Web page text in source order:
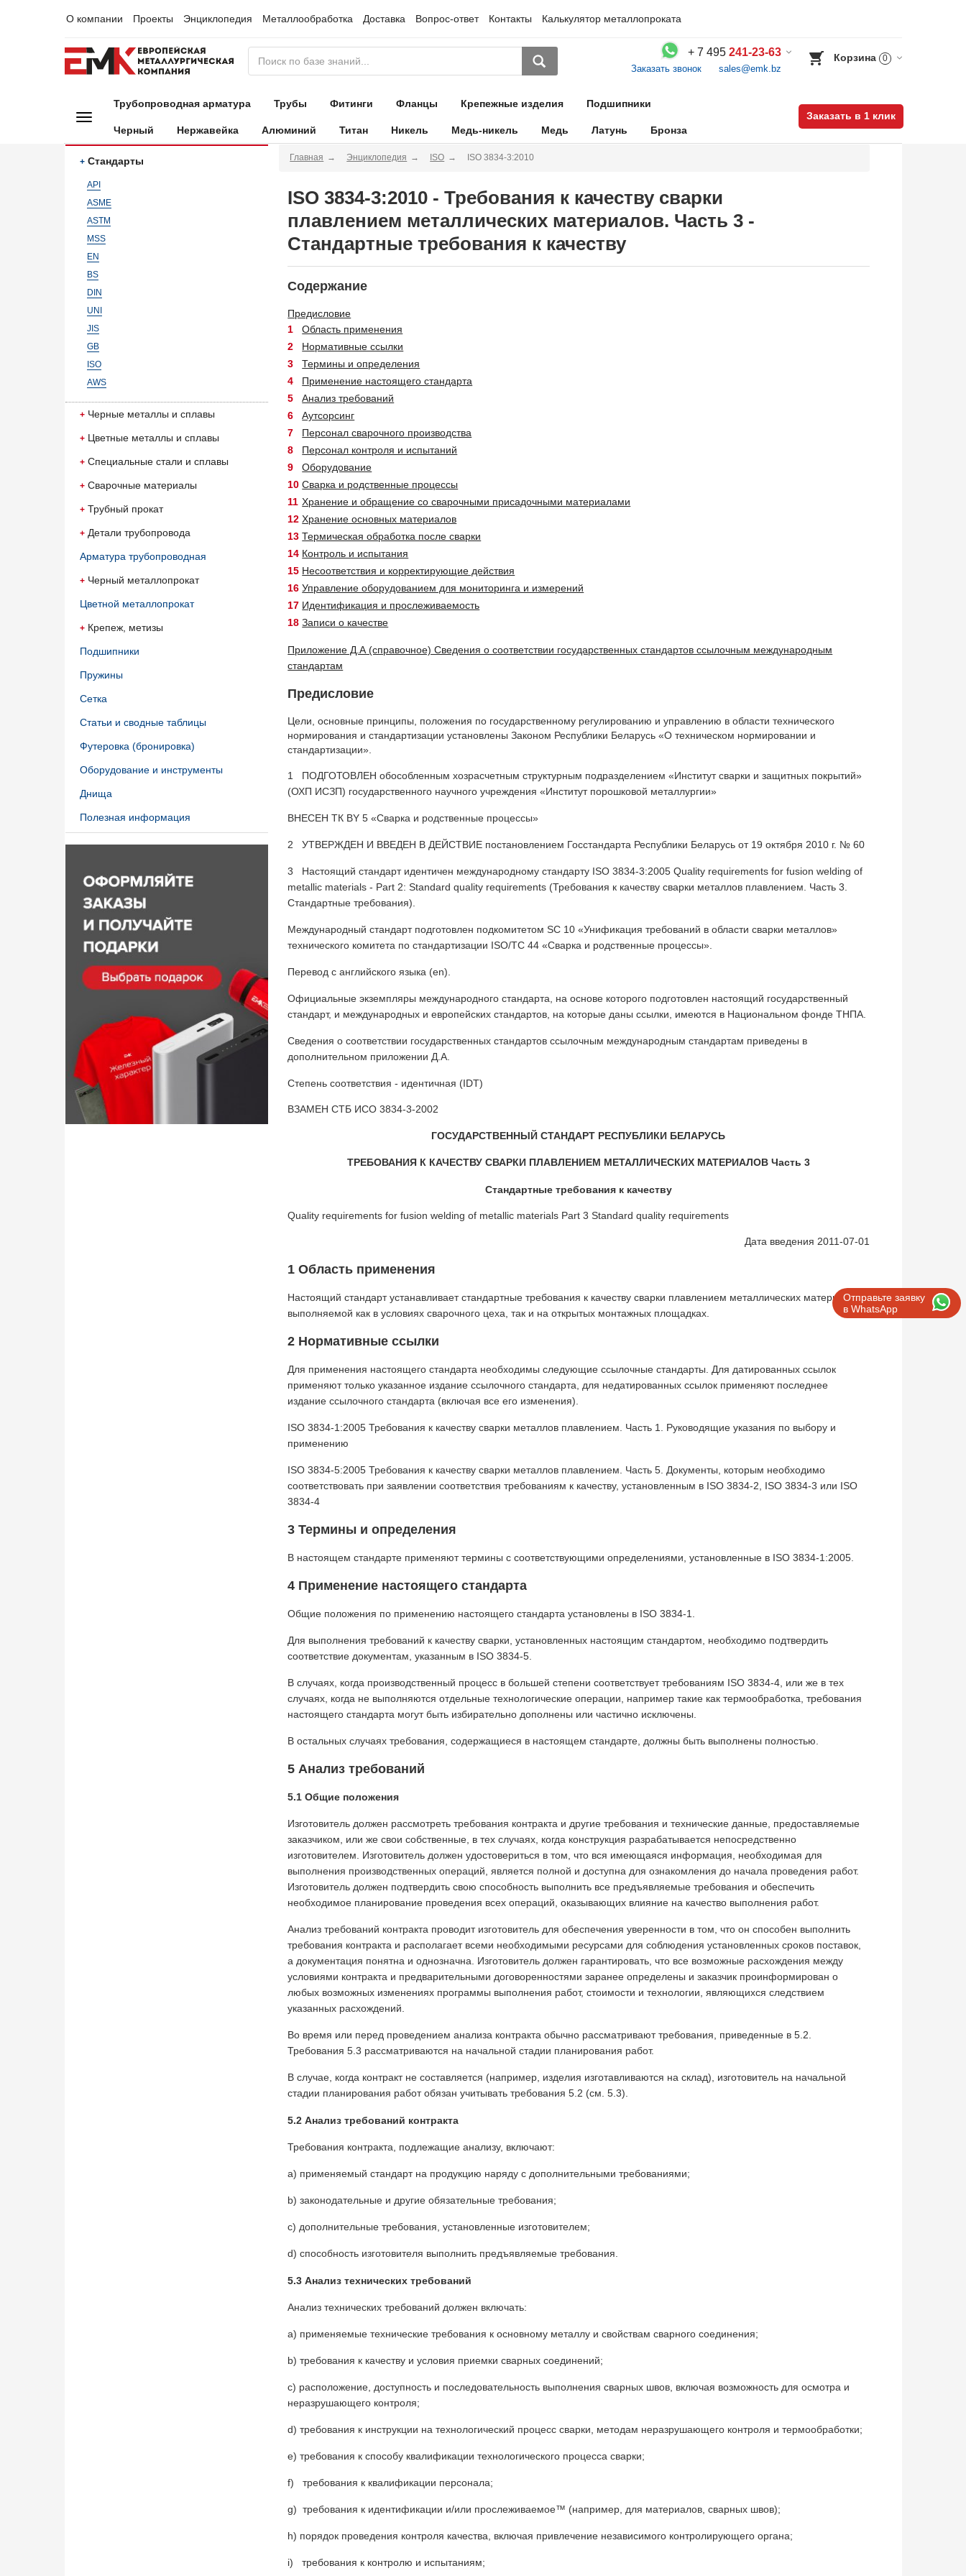
О компании Проекты Энциклопедия Металлообработка Доставка Вопрос-ответ Контакты Калькулятор металлопроката
+ 7 495 241-23-63
Заказать звонок sales@emk.bz
Корзина 0
Трубопроводная арматура Трубы Фитинги Фланцы Крепежные изделия Подшипники
Черный Нержавейка Алюминий Титан Никель Медь-никель Медь Латунь Бронза
Заказать в 1 клик
Стандарты
API
ASME
ASTM
MSS
EN
BS
DIN
UNI
JIS
GB
ISO
AWS
Черные металлы и сплавы
Цветные металлы и сплавы
Специальные стали и сплавы
Сварочные материалы
Трубный прокат
Детали трубопровода
Арматура трубопроводная
Черный металлопрокат
Цветной металлопрокат
Крепеж, метизы
Подшипники
Пружины
Сетка
Статьи и сводные таблицы
Футеровка (бронировка)
Оборудование и инструменты
Днища
Полезная информация
Отправьте заявку
в WhatsApp
Главная Энциклопедия ISO ISO 3834-3:2010
ISO 3834-3:2010 - Требования к качеству сварки
плавлением металлических материалов. Часть 3 -
Стандартные требования к качеству
Содержание
Предисловие
Область применения
Нормативные ссылки
Термины и определения
Применение настоящего стандарта
Анализ требований
Аутсорсинг
Персонал сварочного производства
Персонал контроля и испытаний
Оборудование
Сварка и родственные процессы
Хранение и обращение со сварочными присадочными материалами
Хранение основных материалов
Термическая обработка после сварки
Контроль и испытания
Несоответствия и корректирующие действия
Управление оборудованием для мониторинга и измерений
Идентификация и прослеживаемость
Записи о качестве
Приложение Д.А (справочное) Сведения о соответствии государственных стандартов ссылочным международным
стандартам
Предисловие
Цели, основные принципы, положения по государственному регулированию и управлению в области технического
нормирования и стандартизации установлены Законом Республики Беларусь «О техническом нормировании и
стандартизации».
1 ПОДГОТОВЛЕН обособленным хозрасчетным структурным подразделением «Институт сварки и защитных покрытий»
(ОХП ИСЗП) государственного научного учреждения «Институт порошковой металлургии»
ВНЕСЕН ТК BY 5 «Сварка и родственные процессы»
2 УТВЕРЖДЕН И ВВЕДЕН В ДЕЙСТВИЕ постановлением Госстандарта Республики Беларусь от 19 октября 2010 г. № 60
3 Настоящий стандарт идентичен международному стандарту ISO 3834-3:2005 Quality require­ments for fusion welding of
metallic materials - Part 2: Standard quality requirements (Требования к каче­ству сварки металлов плавлением. Часть 3.
Стандартные требования).
Международный стандарт подготовлен подкомитетом SC 10 «Унификация требований в области сварки металлов»
технического комитета по стандартизации ISO/TC 44 «Сварка и родственные про­цессы».
Перевод с английского языка (еn).
Официальные экземпляры международного стандарта, на основе которого подготовлен настоящий государственный
стандарт, и международных и европейских стандартов, на которые даны ссылки, имеются в Национальном фонде ТНПА.
Сведения о соответствии государственных стандартов ссылочным международным стандартам приведены в
дополнительном приложении Д.А.
Степень соответствия - идентичная (IDT)
ВЗАМЕН СТБ ИСО 3834-3-2002
ГОСУДАРСТВЕННЫЙ СТАНДАРТ РЕСПУБЛИКИ БЕЛАРУСЬ
ТРЕБОВАНИЯ К КАЧЕСТВУ СВАРКИ ПЛАВЛЕНИЕМ МЕТАЛЛИЧЕСКИХ МАТЕРИАЛОВ Часть 3
Стандартные требования к качеству
Quality requirements for fusion welding of metallic materials Part 3 Standard quality requirements
Дата введения 2011-07-01
1 Область применения
Настоящий стандарт устанавливает стандартные требования к качеству сварки плавлением ме­таллических материалов,
выполняемой как в условиях сварочного цеха, так и на открытых монтажных площадках.
2 Нормативные ссылки
Для применения настоящего стандарта необходимы следующие ссылочные стандарты. Для да­тированных ссылок
применяют только указанное издание ссылочного стандарта, для недатированных ссылок применяют последнее
издание ссылочного стандарта (включая все его изменения).
ISO 3834-1:2005 Требования к качеству сварки металлов плавлением. Часть 1. Руководящие ука­зания по выбору и
применению
ISO 3834-5:2005 Требования к качеству сварки металлов плавлением. Часть 5. Документы, кото­рым необходимо
соответствовать при заявлении соответствия требованиям к качеству, установлен­ным в ISO 3834-2, ISO 3834-3 или ISO
3834-4
3 Термины и определения
В настоящем стандарте применяют термины с соответствующими определениями, установленные в ISO 3834-1:2005.
4 Применение настоящего стандарта
Общие положения по применению настоящего стандарта установлены в ISO 3834-1.
Для выполнения требований к качеству сварки, установленных настоящим стандартом, необхо­димо подтвердить
соответствие документам, указанным в ISO 3834-5.
В случаях, когда производственный процесс в большей степени соответствует требованиям ISO 3834-4, или же в тех
случаях, когда не выполняются отдельные технологические операции, на­пример такие как термообработка, требования
настоящего стандарта могут быть избирательно до­полнены или частично исключены.
В остальных случаях требования, содержащиеся в настоящем стандарте, должны быть выполнены полностью.
5 Анализ требований
5.1 Общие положения
Изготовитель должен рассмотреть требования контракта и другие требования и технические дан­ные, предоставляемые
заказчиком, или же свои собственные, в тех случаях, когда конструкция разра­батывается непосредственно
изготовителем. Изготовитель должен удостовериться в том, что вся имеющаяся информация, необходимая для
выполнения производственных операций, является пол­ной и доступна для ознакомления до начала проведения работ.
Изготовитель должен подтвердить свою способность выполнить все предъявляемые требования и обеспечить
необходимое планирова­ние проведения всех операций, оказывающих влияние на качество выполнения работ.
Анализ требований контракта проводит изготовитель для обеспечения уверенности в том, что он способен выполнить
требования контракта и располагает всеми необходимыми ресурсами для со­блюдения установленных сроков поставок,
а документация понятна и однозначна. Изготовитель дол­жен гарантировать, что все возможные расхождения между
условиями контракта и предварительны­ми договоренностями заранее определены и заказчик проинформирован о
любых возможных изме­нениях программы выполнения работ, стоимости и технологии, являющихся следствием
указанных расхождений.
Во время или перед проведением анализа контракта обычно рассматривают требования, приве­денные в 5.2.
Требования 5.3 рассматриваются на начальной стадии планирования работ.
В случае, когда контракт не составляется (например, изделия изготавливаются на склад), изгото­витель на начальной
стадии планирования работ обязан учитывать требования 5.2 (см. 5.3).
5.2 Анализ требований контракта
Требования контракта, подлежащие анализу, включают:
a) применяемый стандарт на продукцию наряду с дополнительными требованиями;
b) законодательные и другие обязательные требования;
c) дополнительные требования, установленные изготовителем;
d) способность изготовителя выполнить предъявляемые требования.
5.3 Анализ технических требований
Анализ технических требований должен включать:
a) применяемые технические требования к основному металлу и свойствам сварного соединения;
b) требования к качеству и условия приемки сварных соединений;
c) расположение, доступность и последовательность выполнения сварных швов, включая воз­можность для осмотра и
неразрушающего контроля;
d) требования к инструкции на технологический процесс сварки, методам неразрушающего кон­троля и термообработки;
e) требования к способу квалификации технологического процесса сварки;
f) требования к квалификации персонала;
g) требования к идентификации и/или прослеживаемое™ (например, для материалов, сварных швов);
h) порядок проведения контроля качества, включая привлечение независимого контролирующего органа;
i) требования к контролю и испытаниям;